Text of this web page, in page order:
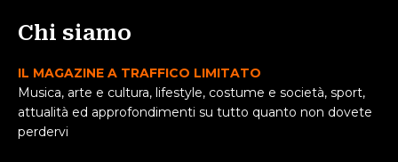
Chi siamo
IL MAGAZINE A TRAFFICO LIMITATO
Musica, arte e cultura, lifestyle, costume e società, sport,
attualità ed approfondimenti su tutto quanto non dovete
perdervi